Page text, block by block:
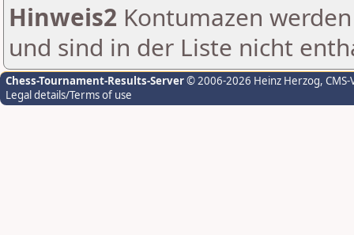
Hinweis2 Kontumazen
und sind in der Liste nicht
Chess-Tournament-Results-Server© 2006-2026 Heinz Herzog,
Legal details/Terms of use